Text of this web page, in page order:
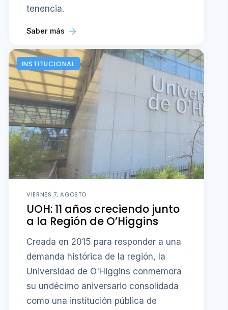
tenencia.
Saber más
INSTITUCIONAL
VIERNES 7, AGOSTO
UOH: 11 años creciendo junto
a la Región de O’Higgins
Creada en 2015 para responder a una
demanda histórica de la región, la
Universidad de O'Higgins conmemora
su undécimo aniversario consolidada
como una institución pública de